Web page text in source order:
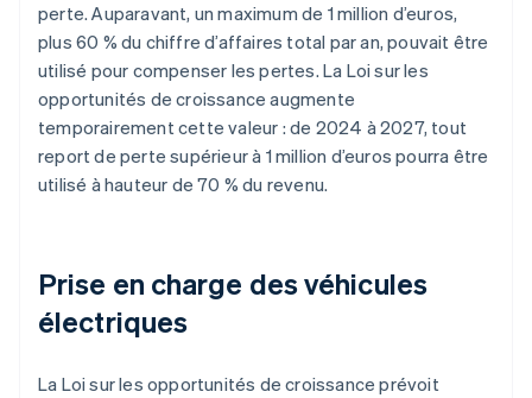
perte. Auparavant, un maximum de 1 million d’euros,
plus 60 % du chiffre d’affaires total par an, pouvait être
utilisé pour compenser les pertes. La Loi sur les
opportunités de croissance augmente
temporairement cette valeur : de 2024 à 2027, tout
report de perte supérieur à 1 million d’euros pourra être
utilisé à hauteur de 70 % du revenu.
Prise en charge des véhicules
électriques
La Loi sur les opportunités de croissance prévoit